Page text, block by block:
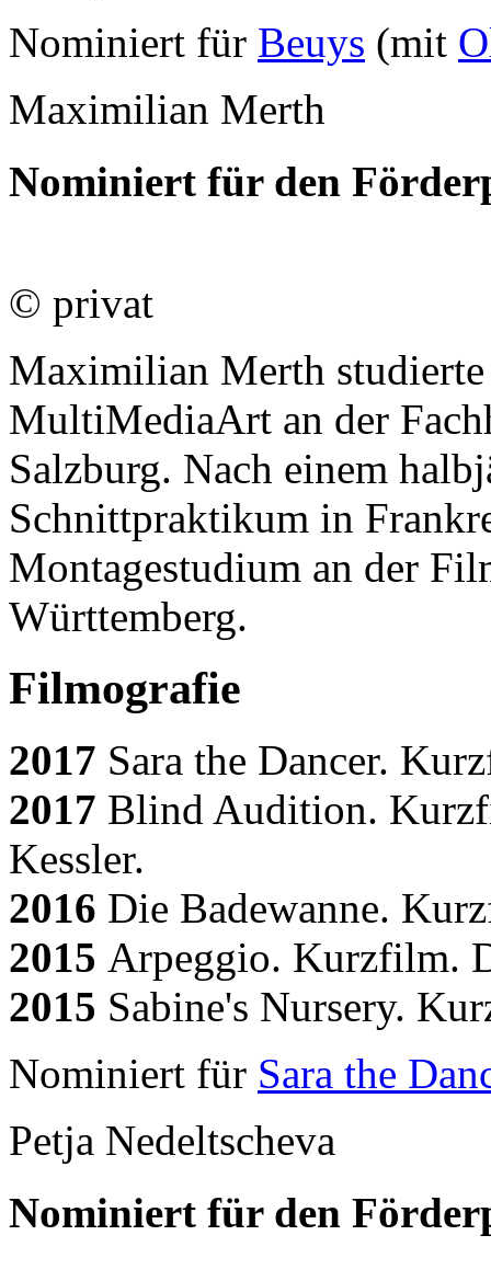
Nominiert für Beuys (mit
Maximilian Merth
Nominiert für den
© privat
Maximilian Merth studierte
MultiMediaArt an der
Salzburg. Nach einem
Schnittpraktikum in
Montagestudium an der
Württemberg.
Filmografie
2017 Sara the Dancer.
2017 Blind Audition.
Kessler.
2016 Die Badewanne.
2015 Arpeggio. Kurzfilm.
2015 Sabine's Nursery.
Nominiert für Sara the
Petja Nedeltscheva
Nominiert für den